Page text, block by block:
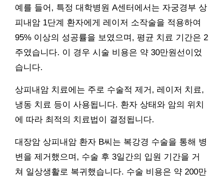
예를 들어, 특정 대학병원 A센터에서는 자궁경부 상
피내암 1단계 환자에게 레이저 소작술을 적용하여
95% 이상의 성공률을 보였으며, 평균 치료 기간은 2
주였습니다. 이 경우 시술 비용은 약 30만원선이었
습니다.
상피내암 치료에는 주로 수술적 제거, 레이저 치료,
냉동 치료 등이 사용됩니다. 환자 상태와 암의 위치
에 따라 최적의 치료법이 결정됩니다.
대장암 상피내암 환자 B씨는 복강경 수술을 통해 병
변을 제거했으며, 수술 후 3일간의 입원 기간을 거
쳐 일상생활로 복귀했습니다. 수술 비용은 약 200만